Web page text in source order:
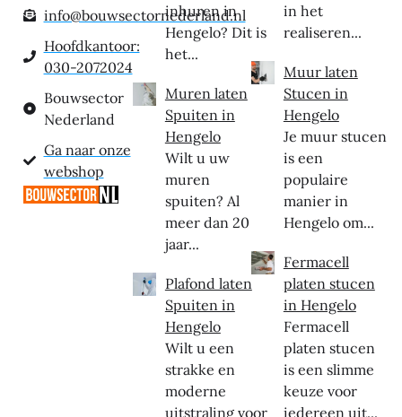
info@bouwsectornederland.nl
Hoofdkantoor:
030-2072024
Bouwsector
Nederland
Ga naar onze
webshop
inhuren in
Hengelo? Dit is
het...
Muren laten
Spuiten in
Hengelo
Wilt u uw
muren
spuiten? Al
meer dan 20
jaar...
Plafond laten
Spuiten in
Hengelo
Wilt u een
strakke en
moderne
uitstraling voor
in het
realiseren...
Muur laten
Stucen in
Hengelo
Je muur stucen
is een
populaire
manier in
Hengelo om...
Fermacell
platen stucen
in Hengelo
Fermacell
platen stucen
is een slimme
keuze voor
iedereen uit...